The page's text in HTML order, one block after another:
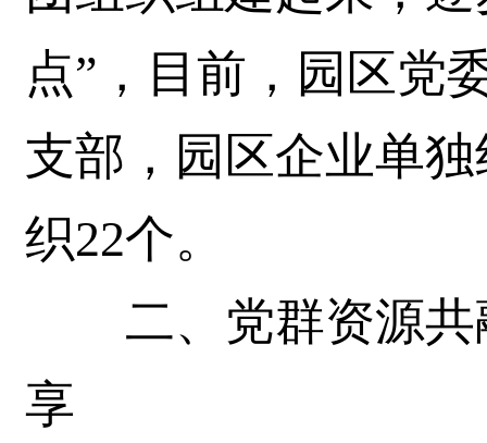
点”，目前，园区党
支部，园区企业单
织22个。
二、党群资源共
享